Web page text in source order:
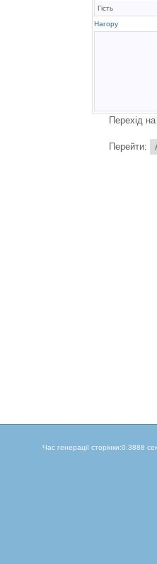
Гість
Нагору
Перехід на
Перейти:
Час генерації сторінки:0.3888